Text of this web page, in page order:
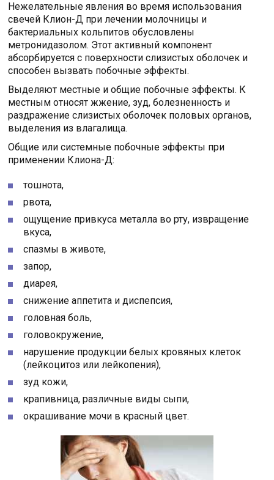
Нежелательные явления во время использования
свечей Клион-Д при лечении молочницы и
бактериальных кольпитов обусловлены
метронидазолом. Этот активный компонент
абсорбируется с поверхности слизистых оболочек и
способен вызвать побочные эффекты.
Выделяют местные и общие побочные эффекты. К
местным относят жжение, зуд, болезненность и
раздражение слизистых оболочек половых органов,
выделения из влагалища.
Общие или системные побочные эффекты при
применении Клиона-Д:
тошнота,
рвота,
ощущение привкуса металла во рту, извращение
вкуса,
спазмы в животе,
запор,
диарея,
снижение аппетита и диспепсия,
головная боль,
головокружение,
нарушение продукции белых кровяных клеток
(лейкоцитоз или лейкопения),
зуд кожи,
крапивница, различные виды сыпи,
окрашивание мочи в красный цвет.